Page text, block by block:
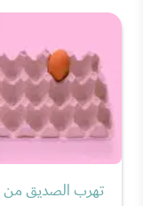
تهرب الصديق